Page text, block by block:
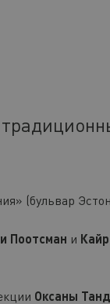
(бульвар
Поотсман и
Оксаны